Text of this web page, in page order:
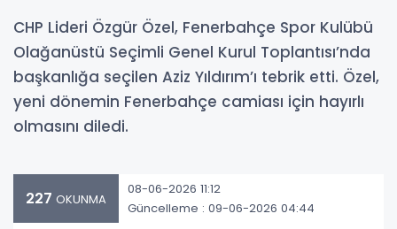
CHP Lideri Özgür Özel, Fenerbahçe Spor Kulübü
Olağanüstü Seçimli Genel Kurul Toplantısı’nda
başkanlığa seçilen Aziz Yıldırım’ı tebrik etti. Özel,
yeni dönemin Fenerbahçe camiası için hayırlı
olmasını diledi.
227 OKUNMA
08-06-2026 11:12
Güncelleme : 09-06-2026 04:44